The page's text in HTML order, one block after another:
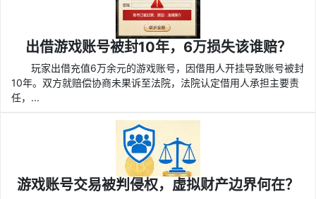
出借游戏账号被封10年，6万损失该谁赔？
玩家出借充值6万余元的游戏账号，因借用人开挂导致账号被封
10年。双方就赔偿协商未果诉至法院，法院认定借用人承担主要责
任，...
游戏账号交易被判侵权，虚拟财产边界何在？